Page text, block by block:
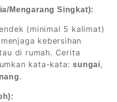
Mengarang Singkat):
(minimal 5 kalimat)
kebersihan
di rumah. Cerita
kata-kata:sungai,
.